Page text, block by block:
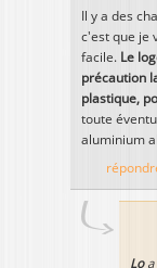
Il y a des
c'est que je
facile. Le
précaution
plastique,
toute
aluminium
Loa